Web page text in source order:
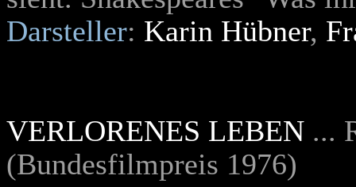
Darsteller: Karin Hübner,
VERLORENES LEBEN ...
(Bundesfilmpreis 1976)